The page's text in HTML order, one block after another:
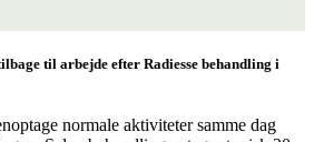
til arbejde efter Radiesse behandling i
normale aktiviteter samme dag